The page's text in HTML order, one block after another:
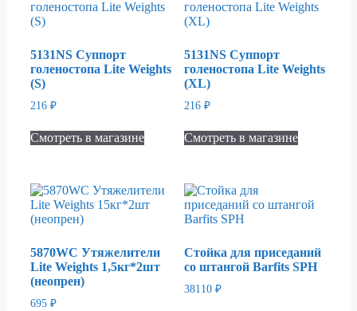
5131NS Суппорт
голеностопа Lite Weights
(S)
216 ₽
Смотреть в магазине
5131NS Суппорт
голеностопа Lite Weights
(XL)
216₽
Смотреть в магазине
5870WC Утяжелители
Lite Weights 1,5кг*2шт
(неопрен)
695 ₽
Cтойка для приседаний
со штангой Barfits SPH
38110₽